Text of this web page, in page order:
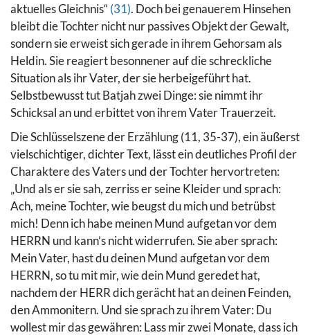
aktuelles Gleichnis“ (31). Doch bei genauerem Hinsehen
bleibt die Tochter nicht nur passives Objekt der Gewalt,
sondern sie erweist sich gerade in ihrem Gehorsam als
Heldin. Sie reagiert besonnener auf die schreckliche
Situation als ihr Vater, der sie herbeigeführt hat.
Selbstbewusst tut Batjah zwei Dinge: sie nimmt ihr
Schicksal an und erbittet von ihrem Vater Trauerzeit.
Die Schlüsselszene der Erzählung (11, 35-37), ein äußerst
vielschichtiger, dichter Text, lässt ein deutliches Profil der
Charaktere des Vaters und der Tochter hervortreten:
„Und als er sie sah, zerriss er seine Kleider und sprach:
Ach, meine Tochter, wie beugst du mich und betrübst
mich! Denn ich habe meinen Mund aufgetan vor dem
HERRN und kann’s nicht widerrufen. Sie aber sprach:
Mein Vater, hast du deinen Mund aufgetan vor dem
HERRN, so tu mit mir, wie dein Mund geredet hat,
nachdem der HERR dich gerächt hat an deinen Feinden,
den Ammonitern. Und sie sprach zu ihrem Vater: Du
wollest mir das gewähren: Lass mir zwei Monate, dass ich